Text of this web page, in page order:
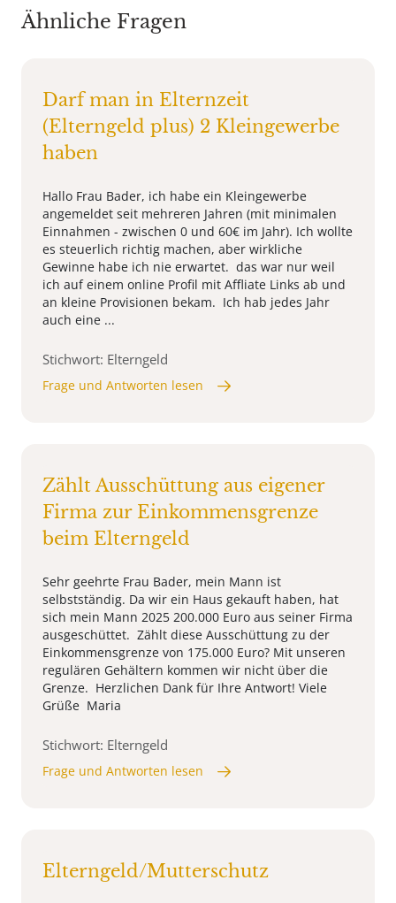
Ähnliche Fragen
Darf man in Elternzeit
(Elterngeld plus) 2 Kleingewerbe
haben
Hallo Frau Bader, ich habe ein Kleingewerbe
angemeldet seit mehreren Jahren (mit minimalen
Einnahmen - zwischen 0 und 60€ im Jahr). Ich wollte
es steuerlich richtig machen, aber wirkliche
Gewinne habe ich nie erwartet. das war nur weil
ich auf einem online Profil mit Affliate Links ab und
an kleine Provisionen bekam. Ich hab jedes Jahr
auch eine ...
Stichwort: Elterngeld
Frage und Antworten lesen
Zählt Ausschüttung aus eigener
Firma zur Einkommensgrenze
beim Elterngeld
Sehr geehrte Frau Bader, mein Mann ist
selbstständig. Da wir ein Haus gekauft haben, hat
sich mein Mann 2025 200.000 Euro aus seiner Firma
ausgeschüttet. Zählt diese Ausschüttung zu der
Einkommensgrenze von 175.000 Euro? Mit unseren
regulären Gehältern kommen wir nicht über die
Grenze. Herzlichen Dank für Ihre Antwort! Viele
Grüße Maria
Stichwort: Elterngeld
Frage und Antworten lesen
Elterngeld/Mutterschutz